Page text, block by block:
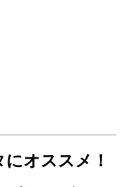
オススメ！